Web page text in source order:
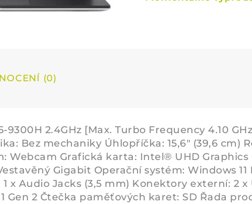
(0)
2.4GHz [Max. Turbo Frequency 4.10
Bez mechaniky Úhlopříčka: 15,6" (39,6 cm)
Webcam Grafická karta: Intel® UHD
Gigabit Operační systém: Windows
x Audio Jacks (3,5 mm) Konektory externí: 2 x
Gen 2 Čtečka paměťových karet: SD Řada